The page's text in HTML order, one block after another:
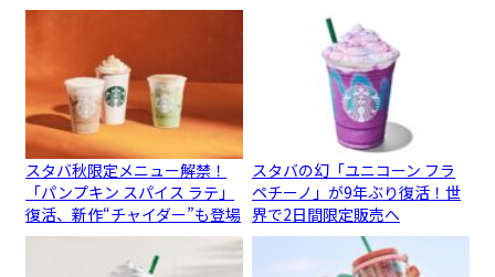
スタバ秋限定メニュー解禁！
「パンプキン スパイス ラテ」
復活、新作“チャイダー”も登場
スタバの幻「ユニコーン フラ
ペチーノ」が9年ぶり復活！世
界で2日間限定販売へ